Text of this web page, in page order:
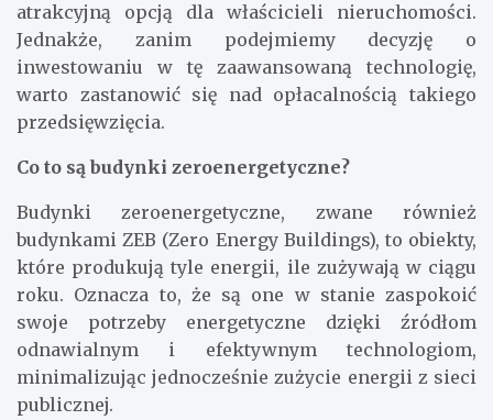
atrakcyjną opcją dla właścicieli nieruchomości.
Jednakże, zanim podejmiemy decyzję o
inwestowaniu w tę zaawansowaną technologię,
warto zastanowić się nad opłacalnością takiego
przedsięwzięcia.
Co to są budynki zeroenergetyczne?
Budynki zeroenergetyczne, zwane również
budynkami ZEB (Zero Energy Buildings), to obiekty,
które produkują tyle energii, ile zużywają w ciągu
roku. Oznacza to, że są one w stanie zaspokoić
swoje potrzeby energetyczne dzięki źródłom
odnawialnym i efektywnym technologiom,
minimalizując jednocześnie zużycie energii z sieci
publicznej.